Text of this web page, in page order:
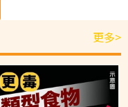
更多>